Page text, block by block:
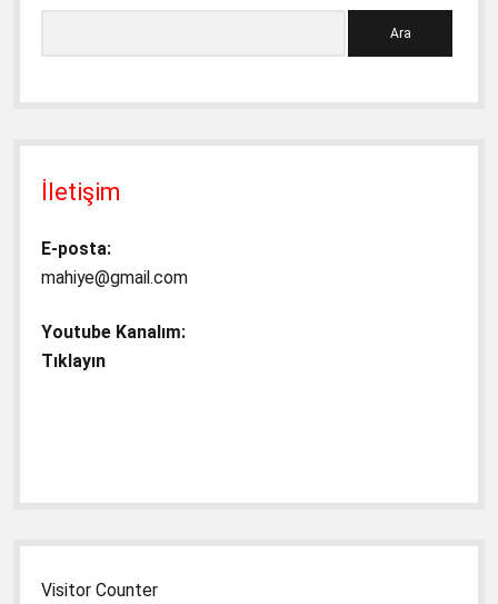
İletişim
E-posta:
mahiye@gmail.com
Youtube Kanalım:
Tıklayın
Visitor Counter